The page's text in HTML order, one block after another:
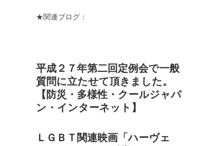
★関連ブログ：
平成２７年第二回定例会で一般
質問に立たせて頂きました。
【防災・多様性・クールジャパ
ン・インターネット】
ＬＧＢＴ関連映画「ハーヴェ